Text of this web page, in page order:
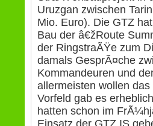
Uruzgan zwischen
Mio. Euro). Die GTZ
Bau der â€žRoute
der RingstraÃŸe zum
damals GesprÃ¤che
Kommandeuren und
allermeisten wollen
Vorfeld gab es
hatten schon im